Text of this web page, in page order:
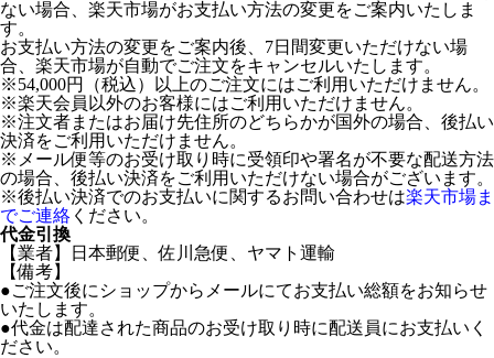
ない場合、楽天市場がお支払い方法の変更をご案内いたしま
す。
お支払い方法の変更をご案内後、7日間変更いただけない場
合、楽天市場が自動でご注文をキャンセルいたします。
※54,000円（税込）以上のご注文にはご利用いただけません。
※楽天会員以外のお客様にはご利用いただけません。
※注文者またはお届け先住所のどちらかが国外の場合、後払い
決済をご利用いただけません。
※メール便等のお受け取り時に受領印や署名が不要な配送方法
の場合、後払い決済をご利用いただけない場合がございます。
※後払い決済でのお支払いに関するお問い合わせは楽天市場ま
でご連絡 ください。
代金引換
【業者】日本郵便、佐川急便、ヤマト運輸
【備考】
●ご注文後にショップからメールにてお支払い総額をお知らせ
いたします。
●代金は配達された商品のお受け取り時に配送員にお支払いく
ださい。